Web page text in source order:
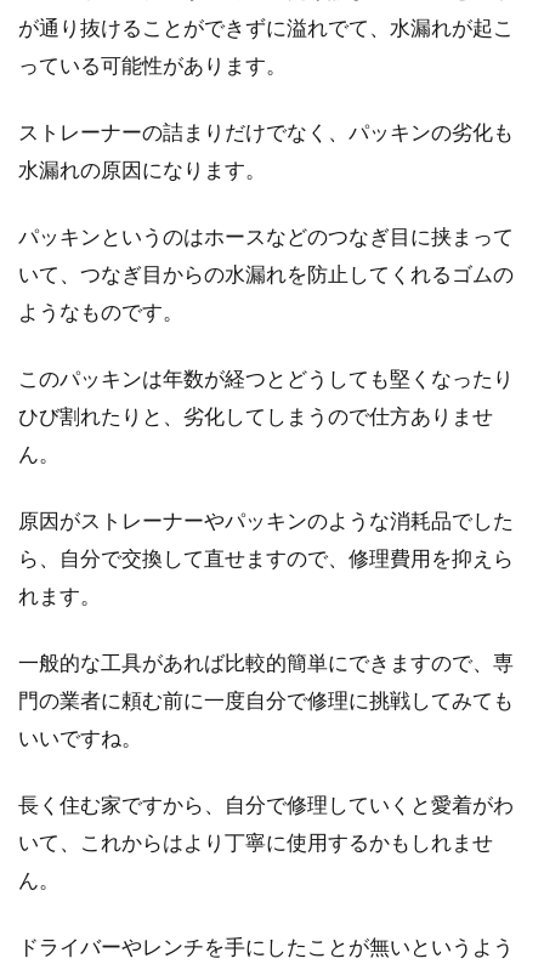
の値上げは話し合いで解決
いると、賃料の値上げはよくある話ですよね。
が通り抜けることができずに溢れでて、水漏れが起こ
っている可能性があります。
ストレーナーの詰まりだけでなく、パッキンの劣化も
水漏れの原因になります。
パッキンというのはホースなどのつなぎ目に挟まって
いて、つなぎ目からの水漏れを防止してくれるゴムの
ようなものです。
このパッキンは年数が経つとどうしても堅くなったり
ひび割れたりと、劣化してしまうので仕方ありませ
ん。
原因がストレーナーやパッキンのような消耗品でした
ら、自分で交換して直せますので、修理費用を抑えら
れます。
一般的な工具があれば比較的簡単にできますので、専
門の業者に頼む前に一度自分で修理に挑戦してみても
いいですね。
長く住む家ですから、自分で修理していくと愛着がわ
いて、これからはより丁寧に使用するかもしれませ
ん。
ドライバーやレンチを手にしたことが無いというよう